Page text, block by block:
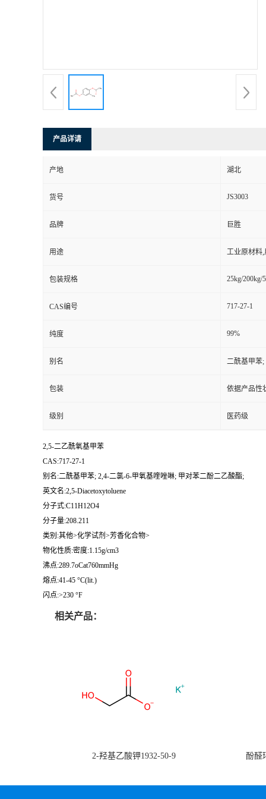
产品详请
产地 湖北
货号 JS3003
品牌 巨胜
用途 工业原材料
包装规格 25kg/200kg/
CAS编号 717-27-1
纯度 99%
别名 二酰基甲苯;
包装 依据产品性
级别 医药级
2,5-二乙酰氧基甲苯
CAS:717-27-1
别名:二酰基甲苯; 2,4-二氯-6-甲氧基喹唑啉; 甲对苯二酚二乙酸酯;
英文名:2,5-Diacetoxytoluene
分子式:C11H12O4
分子量:208.211
类别:其他>化学试剂>芳香化合物>
物化性质:密度:1.15g/cm3
沸点:289.7oCat760mmHg
熔点:41-45 °C(lit.)
闪点:>230 °F
相关产品：
2-羟基乙酸钾1932-50-9 酚醛